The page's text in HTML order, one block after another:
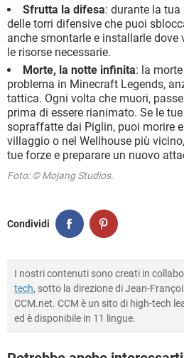
Sfrutta la difesa: durante la
delle torri difensive che puoi
anche smontarle e installarle dove
le risorse necessarie.
Morte, la notte infinita: la
problema in Minecraft Legends,
tattica. Ogni volta che muori,
prima di essere rianimato. Se le
sopraffatte dai Piglin, puoi morire
villaggio o nel Wellhouse più
tue forze e preparare un nuovo
Foto: © Mojang Studios.
Condividi
I nostri contenuti sono creati in
tech, sotto la direzione di Jean-
CCM.net. CCM è un sito di high-tech
ed è disponibile in 11 lingue.